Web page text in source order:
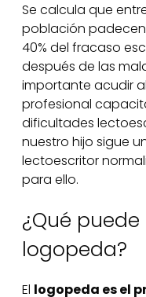
Se calcula que entre
población padecen
40% del fracaso
después de las
importante acudir
profesional
dificultades
nuestro hijo sigue
lectoescritor
para ello.
¿Qué
logopeda?
El logopeda es el